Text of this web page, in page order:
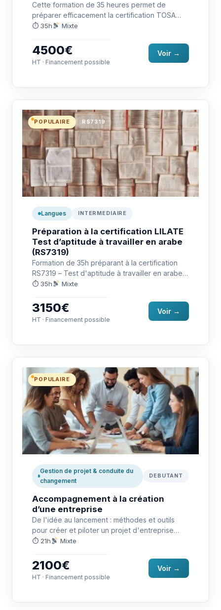
Cette formation de 35 heures permet de
préparer efficacement la certification TOSA
Python (RS 6962), en couvrant les…
⏱ 35h Mixte
4500€
HT · Financement possible
Voir →
POPULAIRE RS7319
Langues INTERMEDIAIRE
Préparation à la certification LILATE
Test d’aptitude à travailler en arabe
(RS7319)
Formation de 35h préparant à la certification
RS7319 – Test d'aptitude à travailler en arabe
(LILATE) : communiquer…
⏱ 35h Mixte
3150€
HT · Financement possible
Voir →
POPULAIRE
Gestion de projet & conduite du
changement
DEBUTANT
Accompagnement à la création
d’une entreprise
De l'idée au lancement : méthodes et outils
pour créer et piloter un projet d'entreprise
viable.
⏱ 21h Mixte
2100€
HT · Financement possible
Voir →